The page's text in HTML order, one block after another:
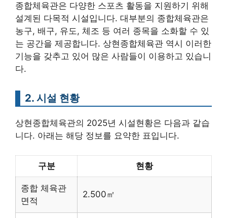
종합체육관은 다양한 스포츠 활동을 지원하기 위해
설계된 다목적 시설입니다. 대부분의 종합체육관은
농구, 배구, 유도, 체조 등 여러 종목을 소화할 수 있
는 공간을 제공합니다. 상현종합체육관 역시 이러한
기능을 갖추고 있어 많은 사람들이 이용하고 있습니
다.
2. 시설 현황
상현종합체육관의 2025년 시설현황은 다음과 같습
니다. 아래는 해당 정보를 요약한 표입니다.
구분 현황
종합 체육관
면적
2.500㎡